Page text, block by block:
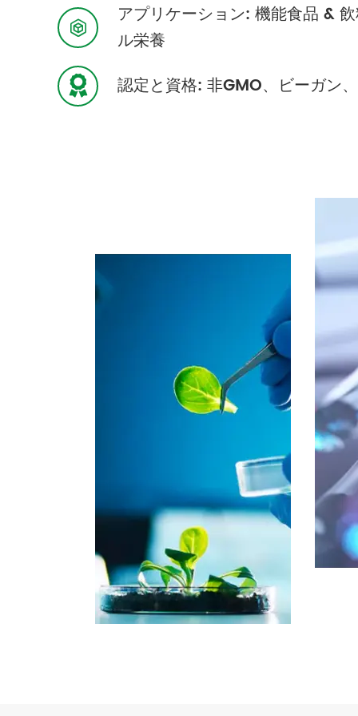

アプリケーション: 機能食品 &
ル栄養
 認定と資格: 非GMO、ビーガン